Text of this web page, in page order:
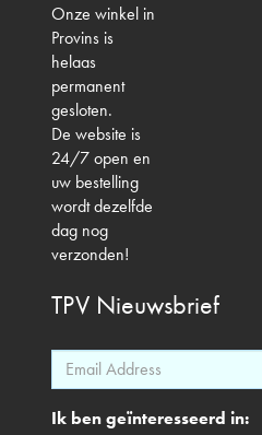
Onze winkel in
Provins is
helaas
permanent
gesloten.
De website is
24/7 open en
uw bestelling
wordt dezelfde
dag nog
verzonden!
TPV Nieuwsbrief
Ik ben geïnteresseerd in: